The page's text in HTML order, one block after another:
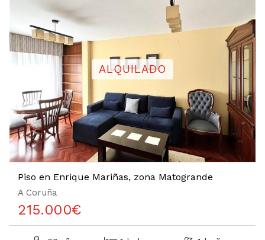
Piso en Enrique Mariñas, zona Matogrande
215.000€
A Coruña